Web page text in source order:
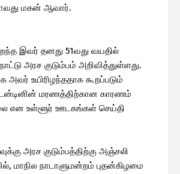
மகன் ஆவார்.
இவர் தனது 51வது வயதில்
அரச குடும்பம் அறிவித்துள்ளது.
அவர் உயிரிழந்ததாக கூறப்படும்
மரணத்திற்கான காரணம்
என உள்ளூர் ஊடகங்கள் செய்தி
அரச குடும்பத்திற்கு அஞ்சலி
மாநில நாடாளுமன்றம் புதன்கிழமை